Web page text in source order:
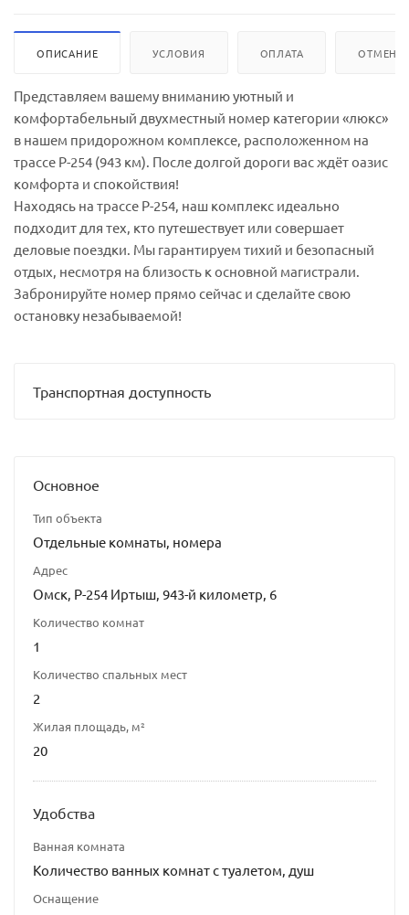
ОПИСАНИЕ УСЛОВИЯ ОПЛАТА ОТМЕНА
Представляем вашему вниманию уютный и
комфортабельный двухместный номер категории «люкс»
в нашем придорожном комплексе, расположенном на
трассе Р-254 (943 км). После долгой дороги вас ждёт оазис
комфорта и спокойствия!
Находясь на трассе Р-254, наш комплекс идеально
подходит для тех, кто путешествует или совершает
деловые поездки. Мы гарантируем тихий и безопасный
отдых, несмотря на близость к основной магистрали.
Забронируйте номер прямо сейчас и сделайте свою
остановку незабываемой!
Транспортная доступность
Основное
Тип объекта
Отдельные комнаты, номера
Адрес
Омск, Р-254 Иртыш, 943-й километр, 6
Количество комнат
1
Количество спальных мест
2
Жилая площадь, м²
20
Удобства
Ванная комната
Количество ванных комнат с туалетом, душ
Оснащение